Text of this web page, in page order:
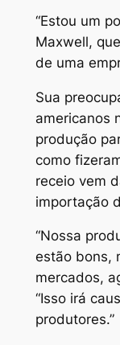
“Estou um
Maxwell,
de uma
Sua
americanos
produção
como
receio vem
importação
“Nossa
estão bons,
mercados,
“Isso irá
produtores.”